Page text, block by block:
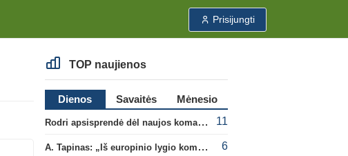
Prisijungti
TOP naujienos
Dienos Savaitės
Mėnesio
Rodri apsisprendė dėl naujos komandos
11
A. Tapinas: „Iš europinio lygio komandos gavom gerų pamokų“ 6